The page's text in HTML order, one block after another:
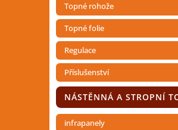
Topné rohože
Topné folie
Regulace
Příslušenství
NÁSTĚNNÁ A STROPNÍ
infrapanely